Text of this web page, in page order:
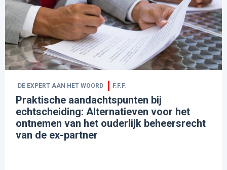
DE EXPERT AAN HET WOORD F.F.F.
Praktische aandachtspunten bij
echtscheiding: Alternatieven voor het
ontnemen van het ouderlijk beheersrecht
van de ex-partner